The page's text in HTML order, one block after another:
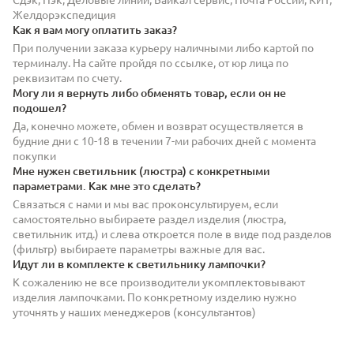
Желдорэкспедиция
Как я вам могу оплатить заказ?
При получении заказа курьеру наличными либо картой по
терминалу. На сайте пройдя по ссылке, от юр лица по
реквизитам по счету.
Могу ли я вернуть либо обменять товар, если он не
подошел?
Да, конечно можете, обмен и возврат осуществляется в
будние дни с 10-18 в течении 7-ми рабочих дней с момента
покупки
Мне нужен светильник (люстра) с конкретными
параметрами. Как мне это сделать?
Связаться с нами и мы вас проконсультируем, если
самостоятельно выбираете раздел изделия (люстра,
светильник итд.) и слева откроется поле в виде под разделов
(фильтр) выбираете параметры важные для вас.
Идут ли в комплекте к светильнику лампочки?
К сожалению не все производители укомплектовывают
изделия лампочками. По конкретному изделию нужно
уточнять у наших менеджеров (консультантов)